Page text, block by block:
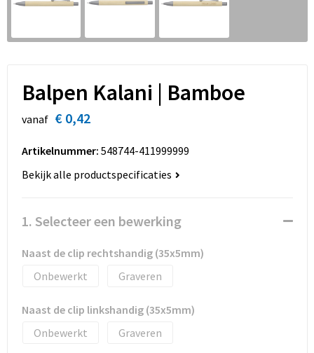
Sinterklaas
Sleutelhangers en Lanyards
Spellen voor binnen en buiten
Sport
Veiligheid, Auto en Fiets
Vrije tijd en Strand
Waterflesjes
Themapakketten
Overhemden
Strandtassen
Toilettassen
Schoenentassen
Golftassen
Matrozentassen
Collegetassen
Draagtassen
Promotietassen
Balpen Kalani | Bamboe
vanaf € 0,42
Artikelnummer: 548744-411999999
Bekijk alle productspecificaties
1. Selecteer een bewerking
Naast de clip rechtshandig (35x5mm)
Onbewerkt
Graveren
Naast de clip linkshandig (35x5mm)
Onbewerkt
Graveren